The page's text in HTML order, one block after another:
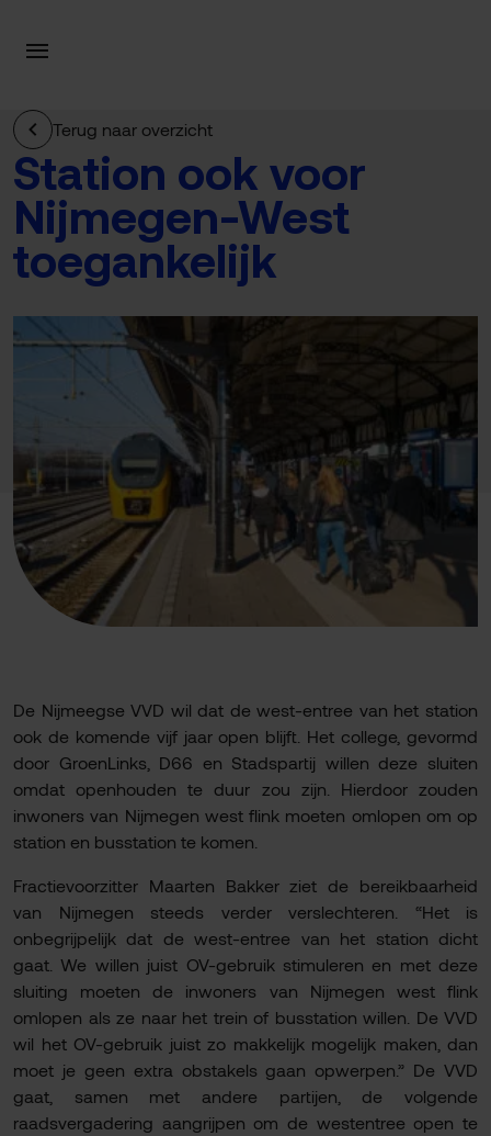
Terug naar overzicht
Station ook voor
Nijmegen-West
toegankelijk
De Nijmeegse VVD wil dat de west-entree van het station
ook de komende vijf jaar open blijft. Het college, gevormd
door GroenLinks, D66 en Stadspartij willen deze sluiten
omdat openhouden te duur zou zijn. Hierdoor zouden
inwoners van Nijmegen west flink moeten omlopen om op
station en busstation te komen.
Fractievoorzitter Maarten Bakker ziet de bereikbaarheid
van Nijmegen steeds verder verslechteren. “Het is
onbegrijpelijk dat de west-entree van het station dicht
gaat. We willen juist OV-gebruik stimuleren en met deze
sluiting moeten de inwoners van Nijmegen west flink
omlopen als ze naar het trein of busstation willen. De VVD
wil het OV-gebruik juist zo makkelijk mogelijk maken, dan
moet je geen extra obstakels gaan opwerpen.” De VVD
gaat, samen met andere partijen, de volgende
raadsvergadering aangrijpen om de westentree open te